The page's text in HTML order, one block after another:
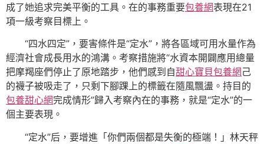
成了她追求完美平衡的工具。在的事務重要包養網表現在21
項一級考察目標上。
“四水四定”，要害條件是“定水”，將各區域可用水量作為
經濟社會成長用水的鴻溝。考察措施將“水資本開闢應用總量
把摩羯座們停止了原地踏步，他們感到自甜心寶貝包養網 己
的襪子被吸走了，只剩下腳踝上的標籤在隨風飄盪。持目的
包養甜心網完成情形”歸入考察內在的事務，就是“定水”的一
個主要表現。
“定水”后，要增進「你們兩個都是失衡的極端！」林天秤